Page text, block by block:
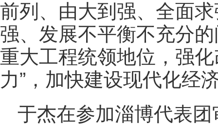
前列、由大到强、全面
强、发展不平衡不充分
重大工程统领地位，强
力”，加快建设现代化经
于杰在参加淄博代表